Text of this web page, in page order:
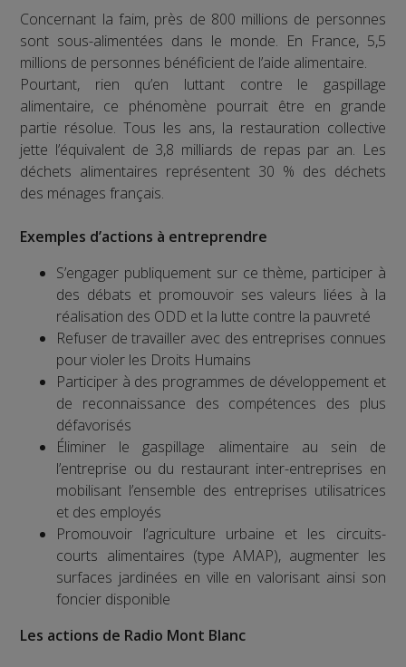
Concernant la faim, près de 800 millions de personnes
sont sous-alimentées dans le monde. En France, 5,5
millions de personnes bénéficient de l’aide alimentaire.
Pourtant, rien qu’en luttant contre le gaspillage
alimentaire, ce phénomène pourrait être en grande
partie résolue. Tous les ans, la restauration collective
jette l’équivalent de 3,8 milliards de repas par an. Les
déchets alimentaires représentent 30 % des déchets
des ménages français.
Exemples d’actions à entreprendre
S’engager publiquement sur ce thème, participer à
des débats et promouvoir ses valeurs liées à la
réalisation des ODD et la lutte contre la pauvreté
Refuser de travailler avec des entreprises connues
pour violer les Droits Humains
Participer à des programmes de développement et
de reconnaissance des compétences des plus
défavorisés
Éliminer le gaspillage alimentaire au sein de
l’entreprise ou du restaurant inter-entreprises en
mobilisant l’ensemble des entreprises utilisatrices
et des employés
Promouvoir l’agriculture urbaine et les circuits-
courts alimentaires (type AMAP), augmenter les
surfaces jardinées en ville en valorisant ainsi son
foncier disponible
Les actions de Radio Mont Blanc